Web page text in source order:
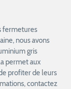
fermetures
nous avons
gris
permet aux
profiter de leurs
contactez